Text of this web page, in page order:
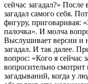
сейчас загадал?»
загадал самого себя.
фигуру, приговаривая:
палочка». И молча
Выслушивает версии и
загадал. И так далее.
вопрос: «Кого я сейчас
вопросительно
загадываний, когда у